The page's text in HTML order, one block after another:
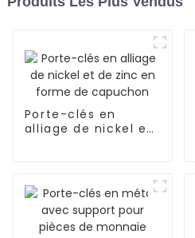
Porte-clés en
alliage de nickel et